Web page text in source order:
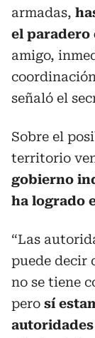
armadas,
el paradero
amigo,
señaló el
Sobre el
territorio
gobierno
ha logrado
“Las
puede decir
no se tiene
pero sí